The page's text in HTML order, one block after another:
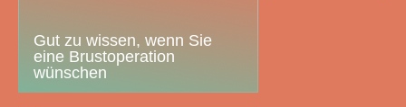
Gut zu wissen, wenn Sie
eine Brustoperation
wünschen